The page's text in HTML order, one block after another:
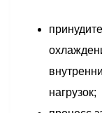
нагрузок;